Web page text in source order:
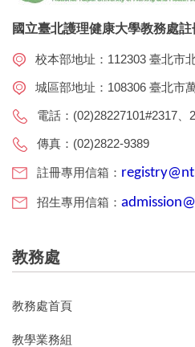
國立臺北護理健康大學教務處註
校本部地址：112303 臺北市
城區部地址：108306 臺北市
電話：(02)28227101#2317、
傳真：(02)2822-9389
註冊專用信箱：
招生專用信箱：
教務處
教務處首頁
教學業務組